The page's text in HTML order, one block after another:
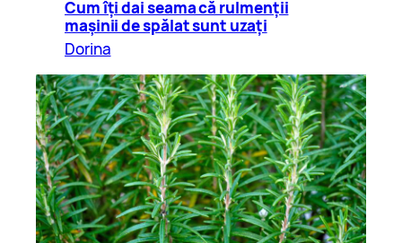
Cum îți dai seama că rulmenții
mașinii de spălat sunt uzați
Dorina